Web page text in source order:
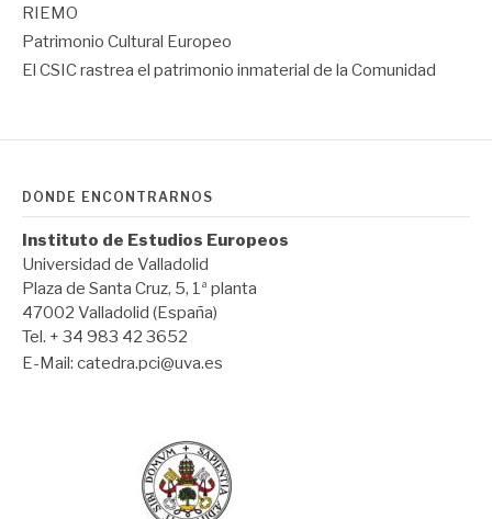
RIEMO
Patrimonio Cultural Europeo
El CSIC rastrea el patrimonio inmaterial de la Comunidad
DÓNDE ENCONTRARNOS
Instituto de Estudios Europeos
Universidad de Valladolid
Plaza de Santa Cruz, 5, 1ª planta
47002 Valladolid (España)
Tel. + 34 983 42 3652
E-Mail: catedra.pci@uva.es